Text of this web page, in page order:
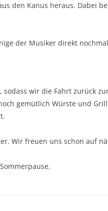
den Kanus heraus. Dabei
der Musiker direkt
wir die Fahrt zurück
gemütlich Würste und
Wir freuen uns schon auf